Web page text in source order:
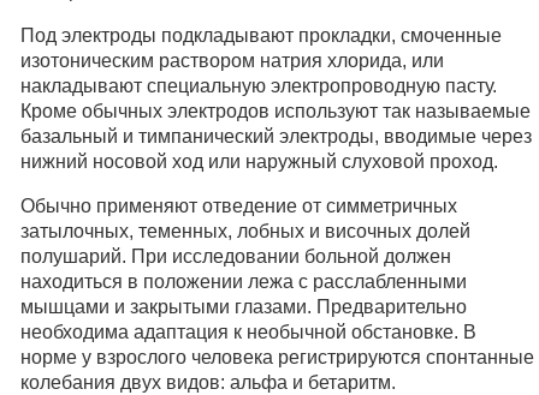
Под электроды подкладывают прокладки, смоченные
изотоническим раствором натрия хлорида, или
накладывают специальную электропроводную пасту.
Кроме обычных электродов используют так называемые
базальный и тимпанический электроды, вводимые через
нижний носовой ход или наружный слуховой проход.
Обычно применяют отведение от симметричных
затылочных, теменных, лобных и височных долей
полушарий. При исследовании больной должен
находиться в положении лежа с расслабленными
мышцами и закрытыми глазами. Предварительно
необходима адаптация к необычной обстановке. В
норме у взрослого человека регистрируются спонтанные
колебания двух видов: альфа и бетаритм.